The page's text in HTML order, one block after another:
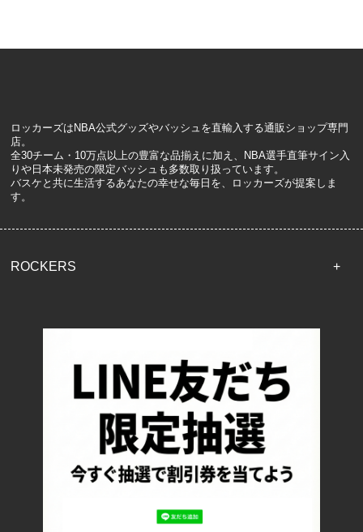
ロッカーズはNBA公式グッズやバッシュを直輸入する通販ショップ専門
店。
全30チーム・10万点以上の豊富な品揃えに加え、NBA選手直筆サイン入
りや日本未発売の限定バッシュも多数取り扱っています。
バスケと共に生活するあなたの幸せな毎日を、ロッカーズが提案しま
す。
ROCKERS
配送・送料について
返品について
お支払い方法について
特定商取引法に基づく表記
プライバシーポリシー
ロッカーズについて